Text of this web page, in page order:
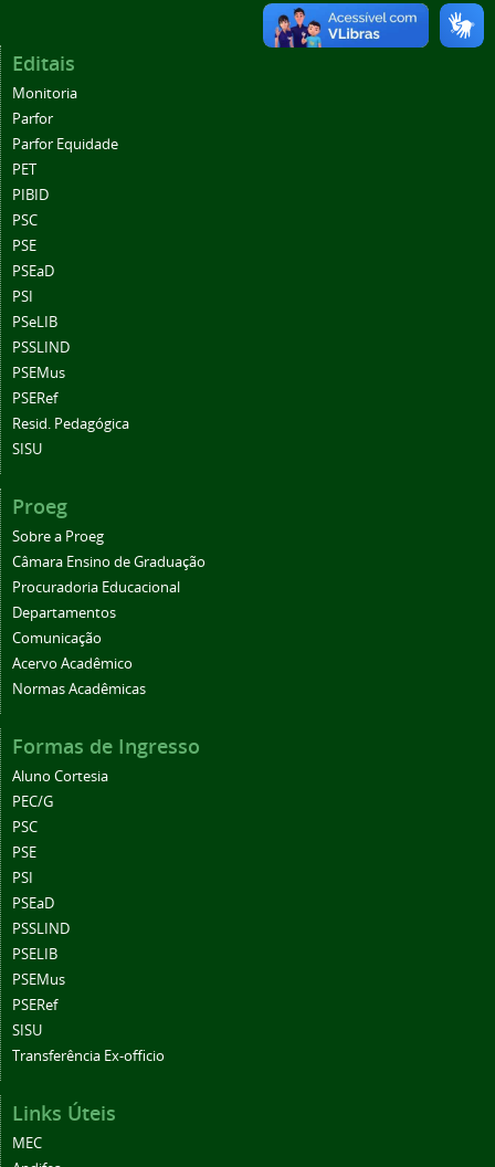
Editais
Monitoria
Parfor
Parfor Equidade
PET
PIBID
PSC
PSE
PSEaD
PSI
PSeLIB
PSSLIND
PSEMus
PSERef
Resid. Pedagógica
SISU
Proeg
Sobre a Proeg
Câmara Ensino de Graduação
Procuradoria Educacional
Departamentos
Comunicação
Acervo Acadêmico
Normas Acadêmicas
Formas de Ingresso
Aluno Cortesia
PEC/G
PSC
PSE
PSI
PSEaD
PSSLIND
PSELIB
PSEMus
PSERef
SISU
Transferência Ex-officio
Links Úteis
MEC